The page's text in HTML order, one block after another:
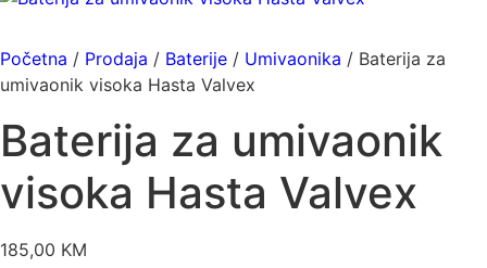
Početna / Prodaja / Baterije / Umivaonika / Baterija za
umivaonik visoka Hasta Valvex
Baterija za umivaonik
visoka Hasta Valvex
185,00 KM